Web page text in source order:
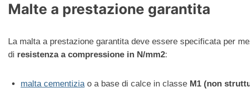
Malte a prestazione garantita
La malta a prestazione garantita deve essere specificata per
di resistenza a compressione in N/mm2:
malta cementiziao a base di calce in classe M1 (non